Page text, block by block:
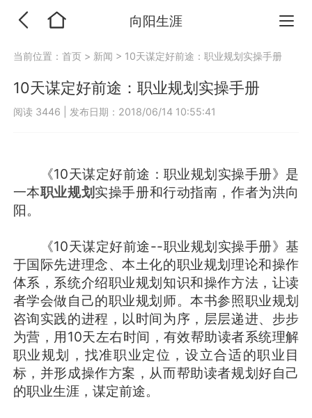
向阳生涯
当前位置：首页 > 新闻 > 10天谋定好前途：职业规划实操手册
10天谋定好前途：职业规划实操手册
阅读 3446 发布日期：2018/06/14 10:55:41
《10天谋定好前途：职业规划实操手册》是
一本职业规划 实操手册和行动指南，作者为洪向
阳。
《10天谋定好前途--职业规划实操手册》基
于国际先进理念、本土化的职业规划理论和操作
体系，系统介绍职业规划知识和操作方法，让读
者学会做自己的职业规划师。本书参照职业规划
咨询实践的进程，以时间为序，层层递进、步步
为营，用10天左右时间，有效帮助读者系统理解
职业规划，找准职业定位，设立合适的职业目
标，并形成操作方案，从而帮助读者规划好自己
的职业生涯，谋定前途。